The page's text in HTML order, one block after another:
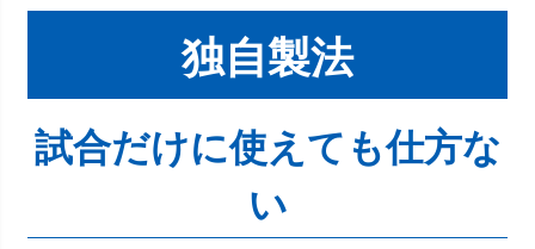
独自製法
試合だけに使えても仕方な
い